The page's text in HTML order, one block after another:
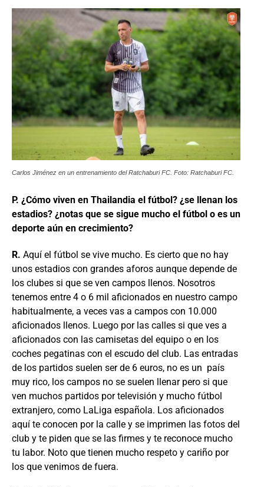
Carlos Jiménez en un entrenamiento del Ratchaburi FC. Foto: Ratchaburi FC.
P. ¿Cómo viven en Thailandia el fútbol? ¿se llenan los
estadios? ¿notas que se sigue mucho el fútbol o es un
deporte aún en crecimiento?
R. Aquí el fútbol se vive mucho. Es cierto que no hay
unos estadios con grandes aforos aunque depende de
los clubes si que se ven campos llenos. Nosotros
tenemos entre 4 o 6 mil aficionados en nuestro campo
habitualmente, a veces vas a campos con 10.000
aficionados llenos. Luego por las calles si que ves a
aficionados con las camisetas del equipo o en los
coches pegatinas con el escudo del club. Las entradas
de los partidos suelen ser de 6 euros, no es un país
muy rico, los campos no se suelen llenar pero si que
ven muchos partidos por televisión y mucho fútbol
extranjero, como LaLiga española. Los aficionados
aquí te conocen por la calle y se imprimen las fotos del
club y te piden que se las firmes y te reconoce mucho
tu labor. Noto que tienen mucho respeto y cariño por
los que venimos de fuera.